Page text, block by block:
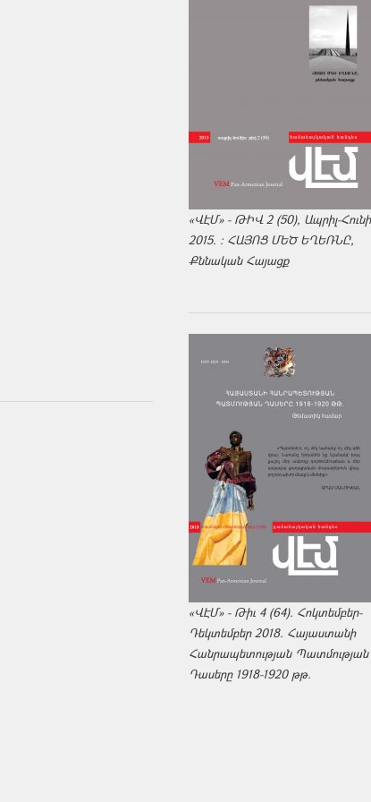
«ՎԷՄ» - ԹԻՎ 2 (50), Ապրիլ-
2015. : ՀԱՅՈՑ ՄԵԾ ԵՂԵՌՆԸ,
Քննական Հայացք
«ՎԷՄ» - Թիւ 4 (64). Հոկտեմբեր-
Դեկտեմբեր 2018. Հայաստանի
Հանրապետության Պատմության
Դասերը 1918-1920 թթ.